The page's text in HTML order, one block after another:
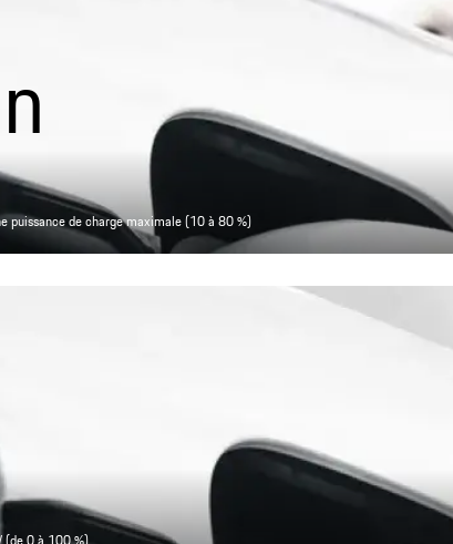
puissance de charge maximale (10 à 80 %)
(de 0 à 100 %)